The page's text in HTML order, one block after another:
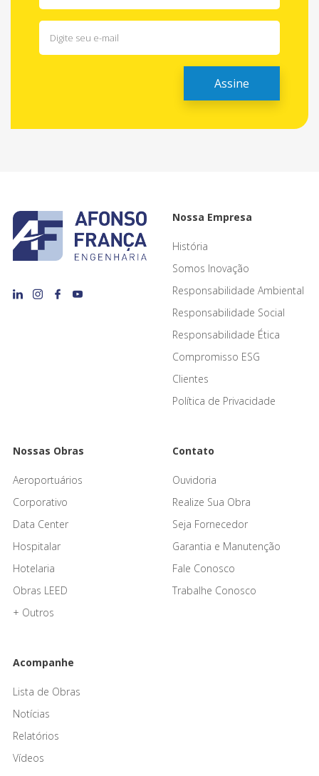
Nossa Empresa
História
Somos Inovação
Responsabilidade Ambiental
Responsabilidade Social
Responsabilidade Ética
Compromisso ESG
Clientes
Política de Privacidade
Nossas Obras
Aeroportuários
Corporativo
Data Center
Hospitalar
Hotelaria
Obras LEED
+ Outros
Contato
Ouvidoria
Realize Sua Obra
Seja Fornecedor
Garantia e Manutenção
Fale Conosco
Trabalhe Conosco
Acompanhe
Lista de Obras
Notícias
Relatórios
Vídeos